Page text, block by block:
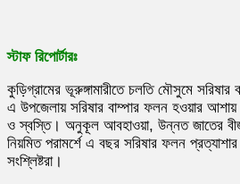
স্টাফ রিপোর্টারঃ
কুড়িগ্রামের ভূরুঙ্গামারীতে চলতি মৌসুমে
এ উপজেলায় সরিষার বাম্পার ফলন হওয়ার আশায়
ও স্বস্তি। অনুকূল আবহাওয়া, উন্নত জাতের
নিয়মিত পরামর্শে এ বছর সরিষার ফলন
সংশ্লিষ্টরা।